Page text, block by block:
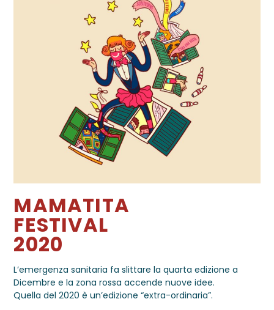
MAMATITA
FESTIVAL
2020
L’emergenza sanitaria fa slittare la quarta edizione a
Dicembre e la zona rossa accende nuove idee.
Quella del 2020 è un’edizione “extra-ordinaria”.